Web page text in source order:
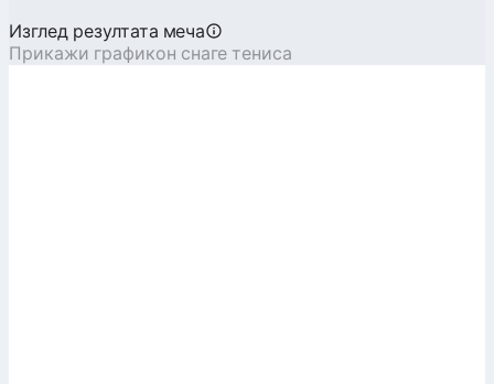
Изглед резултата меча
Прикажи графикон снаге тениса